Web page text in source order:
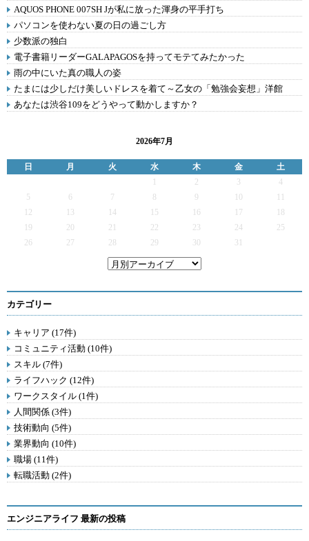
AQUOS PHONE 007SH Jが私に放った渾身の平手打ち
パソコンを使わない夏の日の過ごし方
少数派の独白
電子書籍リーダーGALAPAGOSを持ってモテてみたかった
雨の中にいた真の職人の姿
たまには少しだけ美しいドレスを着て～乙女の「勉強会妄想」洋館
あなたは渋谷109をどうやって動かしますか？
2026年7月
日 月 火 水 木 金
土
2 3
4
5
6 7 9
12
13 14 15 16 17
19
20 21 22 23 24
25
26
27 28 29 30 31
カテゴリー
キャリア (17件)
コミュニティ活動 (10件)
スキル (7件)
ライフハック (12件)
ワークスタイル (1件)
人間関係 (3件)
技術動向 (5件)
業界動向 (10件)
職場 (11件)
転職活動 (2件)
エンジニアライフ 最新の投稿